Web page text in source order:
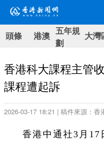
頭條 港澳 五年規
劃
大灣
香港科大課程主管
課程遭起訴
2026-03-17 18:21 | 稿件來源：香
香港中通社3月17